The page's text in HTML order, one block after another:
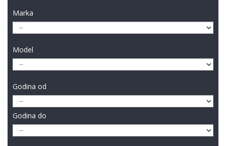
Marka
Model
Godina od
Godina do